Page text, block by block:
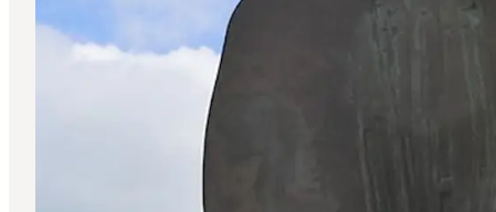
Guides
Det sker